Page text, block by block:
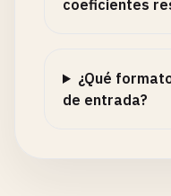
coeficientes
¿Qué
de entrada?